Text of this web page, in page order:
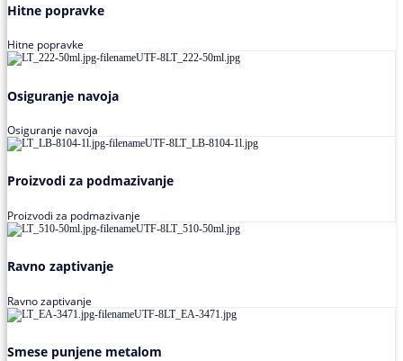
Hitne popravke
Hitne popravke
Osiguranje navoja
Osiguranje navoja
Proizvodi za podmazivanje
Proizvodi za podmazivanje
Ravno zaptivanje
Ravno zaptivanje
Smese punjene metalom